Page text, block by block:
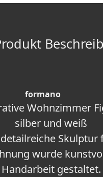
formano
Wohnzimmer
silber und weiß
Skulptur
wurde
Handarbeit gestaltet.